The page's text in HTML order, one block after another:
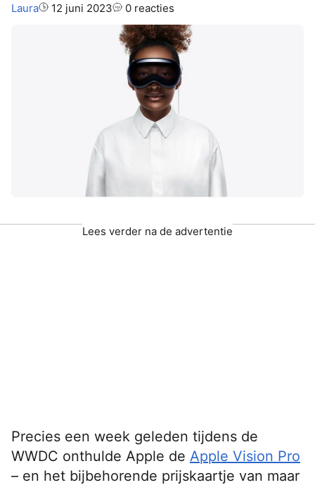
Auteur:
Laura 12 juni 2023 0 reacties
Lees verder na de advertentie
Precies een week geleden tijdens de
WWDC onthulde Apple de Apple Vision Pro
– en het bijbehorende prijskaartje van maar